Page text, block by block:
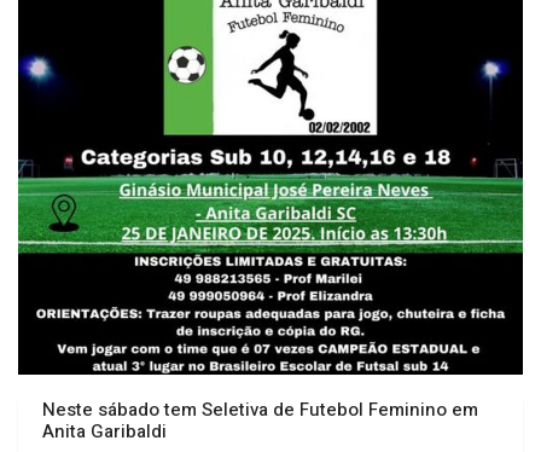
Neste sábado tem Seletiva de Futebol Feminino em
Anita Garibaldi